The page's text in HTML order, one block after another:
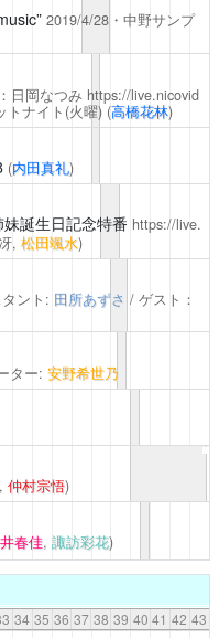
2019/4/28・中野サンプ
日岡なつみ https://live.nicovid
ナイト(火曜) (高橋花林)
(内田真礼)
誕生日記念特番 https://live.
, 松田颯水)
ント: 田所あずさ / ゲスト：
ター: 安野希世乃
仲村宗悟)
春佳, 諏訪彩花)
34 35 36 37 38 39 40 41 42 43